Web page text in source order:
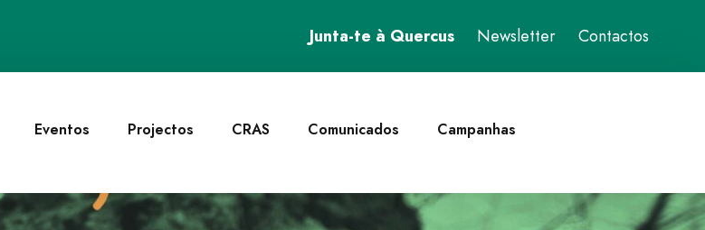
Junta-te à Quercus Newsletter Contactos
Eventos Projectos CRAS Comunicados Campanhas